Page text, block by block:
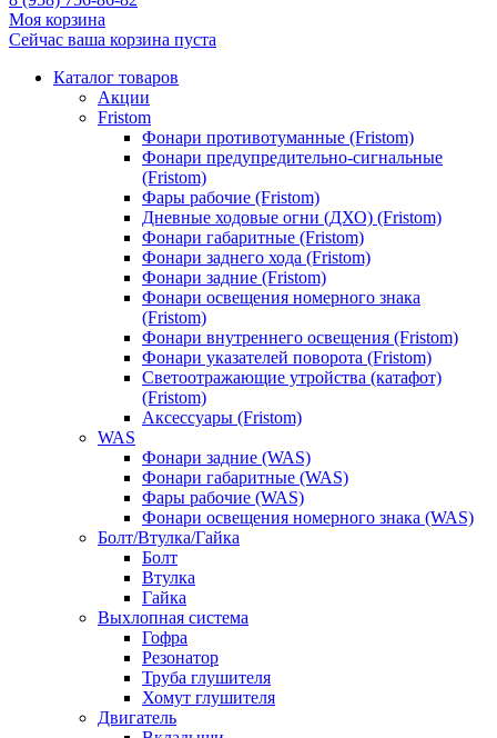
Моя корзина
Сейчас ваша корзина пуста
Каталог товаров
Акции
Fristom
Фонари противотуманные (Fristom)
Фонари предупредительно-сигнальные
(Fristom)
Фары рабочие (Fristom)
Дневные ходовые огни (ДХО) (Fristom)
Фонари габаритные (Fristom)
Фонари заднего хода (Fristom)
Фонари задние (Fristom)
Фонари освещения номерного знака
(Fristom)
Фонари внутреннего освещения (Fristom)
Фонари указателей поворота (Fristom)
Светоотражающие утройства (катафот)
(Fristom)
Аксессуары (Fristom)
WAS
Фонари задние (WAS)
Фонари габаритные (WAS)
Фары рабочие (WAS)
Фонари освещения номерного знака (WAS)
Болт/Втулка/Гайка
Болт
Втулка
Гайка
Выхлопная система
Гофра
Резонатор
Труба глушителя
Хомут глушителя
Двигатель